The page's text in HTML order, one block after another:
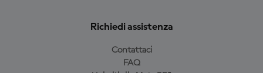
Richiedi assistenza
Contattaci
FAQ